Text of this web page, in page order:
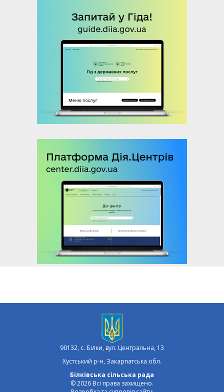
90132, с. Білки, вул. Центральна, 13
Хустський р-н, Закарпатська обл.
Білківська сільська рада
© 2026 Всі права захищено.